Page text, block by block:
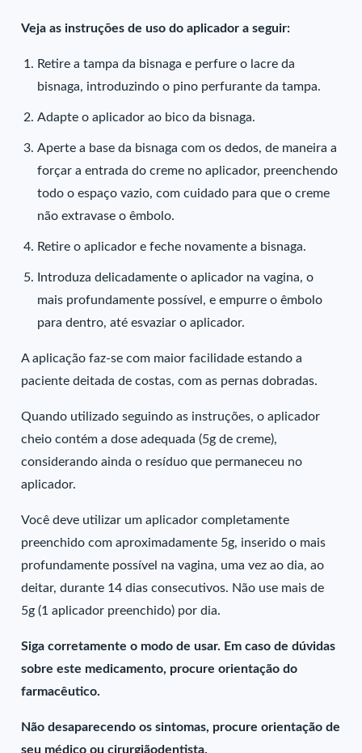
Veja as instruções de uso do aplicador a seguir:
Retire a tampa da bisnaga e perfure o lacre da
bisnaga, introduzindo o pino perfurante da tampa.
Adapte o aplicador ao bico da bisnaga.
Aperte a base da bisnaga com os dedos, de maneira a
forçar a entrada do creme no aplicador, preenchendo
todo o espaço vazio, com cuidado para que o creme
não extravase o êmbolo.
Retire o aplicador e feche novamente a bisnaga.
Introduza delicadamente o aplicador na vagina, o
mais profundamente possível, e empurre o êmbolo
para dentro, até esvaziar o aplicador.
A aplicação faz-se com maior facilidade estando a
paciente deitada de costas, com as pernas dobradas.
Quando utilizado seguindo as instruções, o aplicador
cheio contém a dose adequada (5g de creme),
considerando ainda o resíduo que permaneceu no
aplicador.
Você deve utilizar um aplicador completamente
preenchido com aproximadamente 5g, inserido o mais
profundamente possível na vagina, uma vez ao dia, ao
deitar, durante 14 dias consecutivos. Não use mais de
5g (1 aplicador preenchido) por dia.
Siga corretamente o modo de usar. Em caso de dúvidas
sobre este medicamento, procure orientação do
farmacêutico.
Não desaparecendo os sintomas, procure orientação de
seu médico ou cirurgiãodentista.